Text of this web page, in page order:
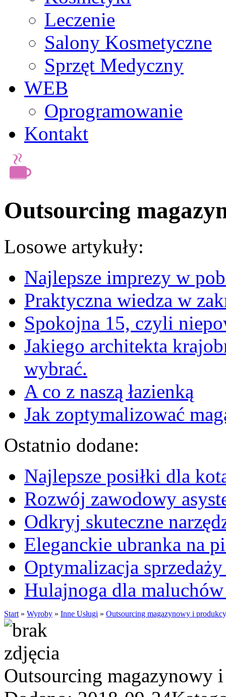
Leczenie
Salony Kosmetyczne
Sprzęt Medyczny
WEB
Oprogramowanie
Kontakt
Outsourcing
Losowe artykuły:
Najlepsze imprezy w
Praktyczna wiedza w
Spokojna 15, czyli
Jakiego architekta
wybrać.
A co z naszą łazienką
Jak zoptymalizować
Ostatnio dodane:
Najlepsze posiłki dla
Rozwój zawodowy
Odkryj skuteczne
Eleganckie ubranka na
Optymalizacja
Hulajnoga dla maluchów
Start » Wyroby » Inne Usługi » Outsourcing magazynowy i
Outsourcing magazynowy